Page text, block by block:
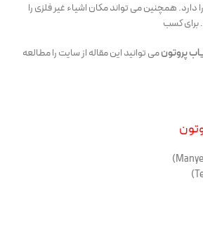
فلزی در عمق 20 متررا دارد. همچنین می تواند مکان اشیاء غیر فلزی را
برای کسب
پروتونمی توانید این مقاله از سایت را مطالعه